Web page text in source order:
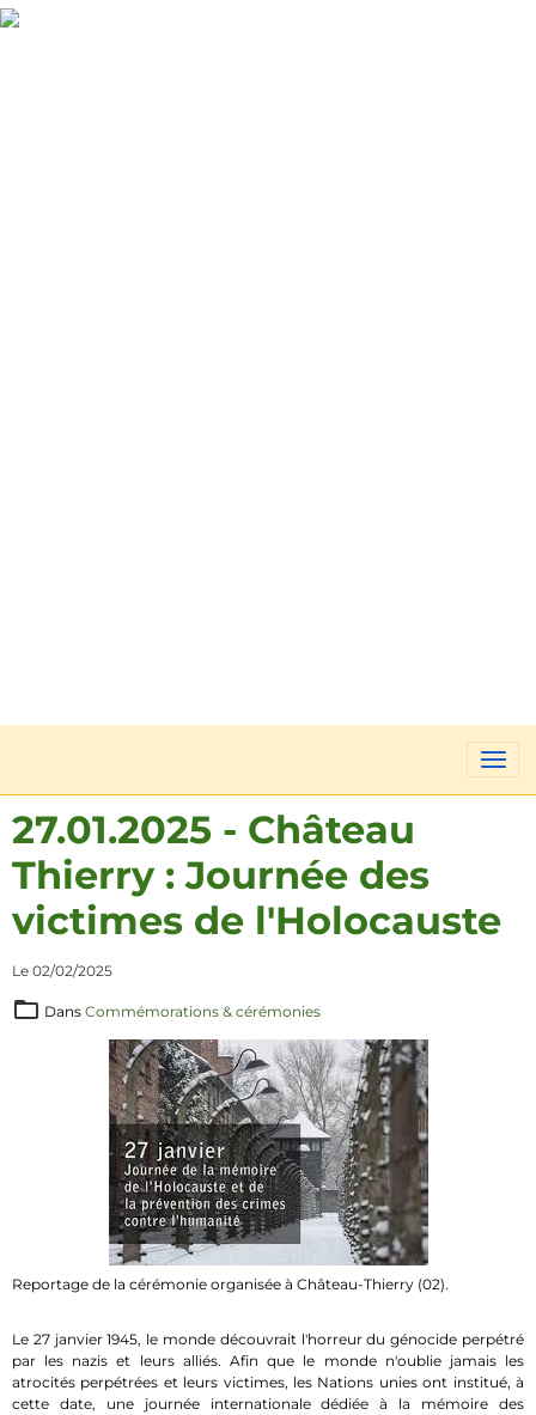
27.01.2025 - Château
Thierry : Journée des
victimes de l'Holocauste
Le 02/02/2025
Dans Commémorations & cérémonies
Reportage de la cérémonie organisée à Château-Thierry (02).
Le 27 janvier 1945, le monde découvrait l'horreur du génocide perpétré
par les nazis et leurs alliés. Afin que le monde n'oublie jamais les
atrocités perpétrées et leurs victimes, les Nations unies ont institué, à
cette date, une journée internationale dédiée à la mémoire des